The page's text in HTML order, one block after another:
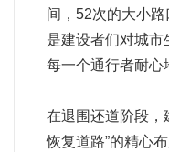
间，52次的大小路
是建设者们对城
每一个通行者耐心
在退围还道阶段，
恢复道路”的精心